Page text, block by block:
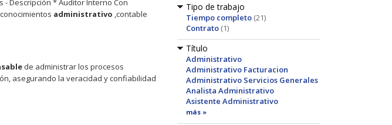
Tipo de trabajo
Tiempo completo (21)
Contrato (1)
Título
Administrativo
Administrativo Facturacion
Administrativo Servicios Generales
Analista Administrativo
Asistente Administrativo
más »
- Descripción * Auditor Interno Con
administrativo ,contable
de administrar los procesos
asegurando la veracidad y confiabilidad